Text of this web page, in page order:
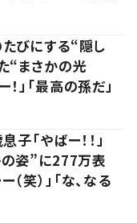
びにする“隠し
“まさかの光
」「最高の孫だ」
「やばー！！」
姿”に277万表
笑）」「な、なる